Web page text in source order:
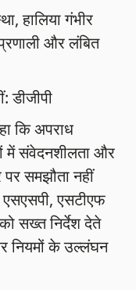
हालिया गंभीर
और लंबित
डीजीपी
कि अपराध
में संवेदनशीलता और
समझौता नहीं
एसएसपी, एसटीएफ
सख्त निर्देश देते
नियमों के उल्लंघन